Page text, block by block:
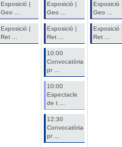
Exposició |
Geo ...
Exposició |
Ret ...
Exposició |
Geo ...
Exposició |
Ret ...
10:00
Convocatòria
pr ...
10:00
Espectacle
de t ...
12:30
Convocatòria
pr ...
Exposició
Geo ...
Exposició
Ret ...